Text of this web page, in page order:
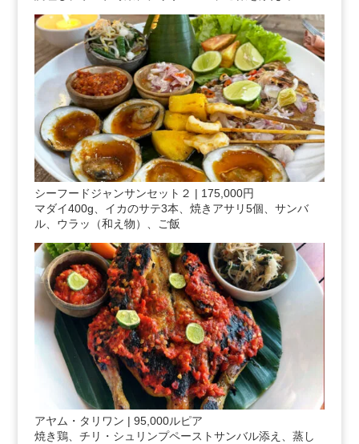
シーフードジャンサンセット２ | 175,000円
マダイ400g、イカのサテ3本、焼きアサリ5個、サンバ
ル、ウラッ（和え物）、ご飯
アヤム・タリワン | 95,000ルピア
焼き鶏、チリ・シュリンプペーストサンバル添え、蒸し